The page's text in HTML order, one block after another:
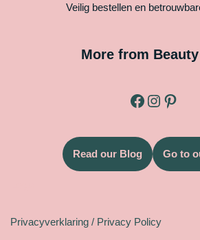
Veilig bestellen en
More from Beauty
Read our Blog Go to
Privacyverklaring / Privacy Policy